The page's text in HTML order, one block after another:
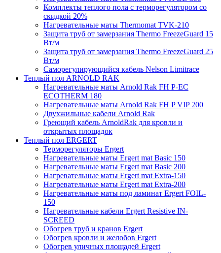
Комплекты теплого пола с терморегулятором со
скидкой 20%
Нагревательные маты Thermomat TVK-210
Защита труб от замерзания Thermo FreezeGuard 15
Вт/м
Защита труб от замерзания Thermo FreezeGuard 25
Вт/м
Саморегулирующийся кабель Nelson Limitrace
Теплый пол ARNOLD RAK
Нагревательные маты Arnold Rak FH P-EC
ECOTHERM 180
Нагревательные маты Arnold Rak FH P VIP 200
Двухжильные кабели Arnold Rak
Греющий кабель ArnoldRak для кровли и
открытых площадок
Теплый пол ERGERT
Терморегуляторы Ergert
Нагревательные маты Ergert mat Basic 150
Нагревательные маты Ergert mat Basic 200
Нагревательные маты Ergert mat Extra-150
Нагревательные маты Ergert mat Extra-200
Нагревательные маты под ламинат Ergert FOIL-
150
Нагревательные кабели Ergert Resistive IN-
SCREED
Обогрев труб и кранов Ergert
Обогрев кровли и желобов Ergert
Обогрев уличных площадей Ergert